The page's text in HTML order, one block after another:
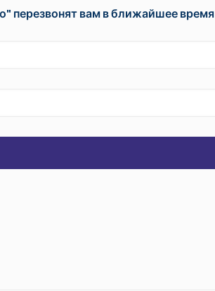
перезвонят вам в ближайшее время